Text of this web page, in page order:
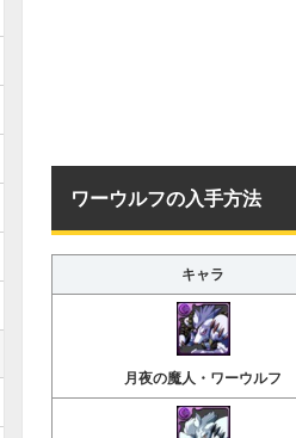
ワーウルフの入手方法
キャラ
月夜の魔人・ワーウルフ